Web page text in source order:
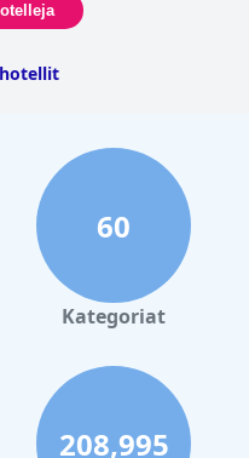
hotellit
60
Kategoriat
208,995